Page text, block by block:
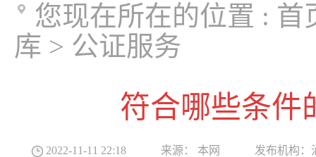
您现在所在的位置 : 首
库 > 公证服务
符合哪些条件
2022-11-11 22:18 来源： 本网 发布机构：